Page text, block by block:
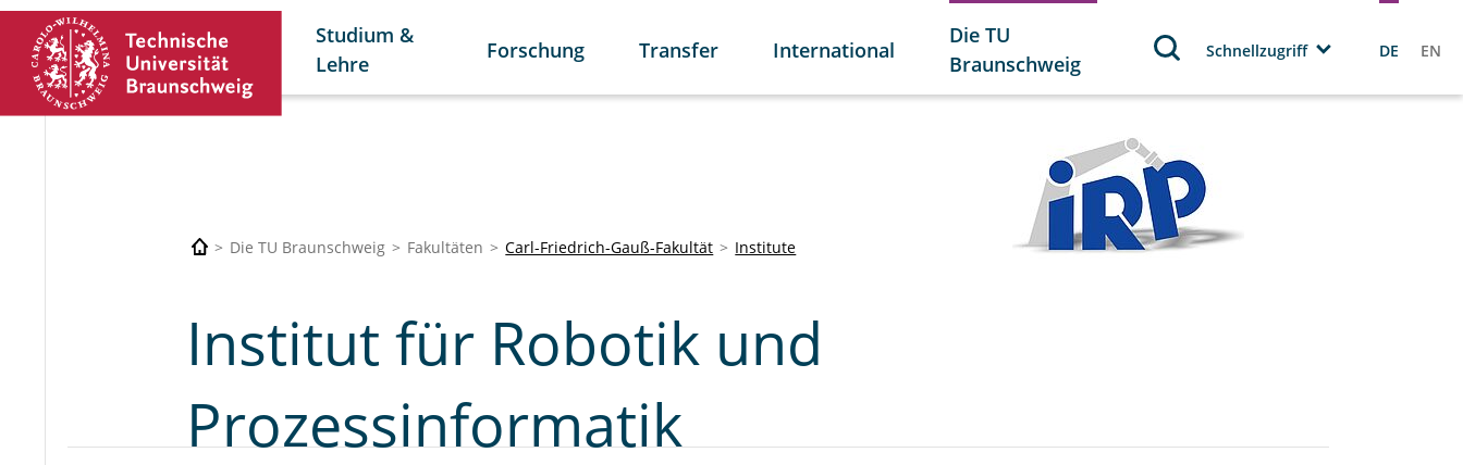
Studium &
Lehre
Forschung Transfer International
Die TU
Braunschweig
Schnellzugriff DE EN
Die TU Braunschweig Fakultäten Carl-Friedrich-Gauß-Fakultät Institute
Institut für Robotik und
Prozessinformatik